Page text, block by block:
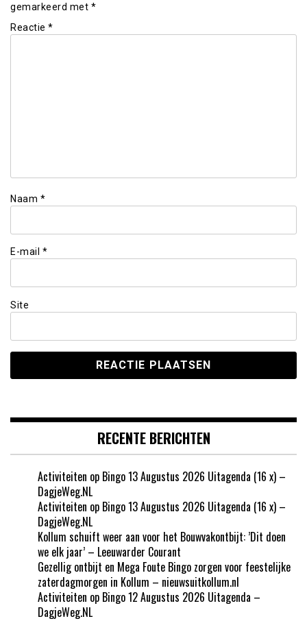
gemarkeerd met *
Reactie *
Naam *
E-mail *
Site
RECENTE BERICHTEN
Activiteiten op Bingo 13 Augustus 2026 Uitagenda (16 x) –
DagjeWeg.NL
Activiteiten op Bingo 13 Augustus 2026 Uitagenda (16 x) –
DagjeWeg.NL
Kollum schuift weer aan voor het Bouwvakontbijt: ’Dit doen
we elk jaar’ – Leeuwarder Courant
Gezellig ontbijt en Mega Foute Bingo zorgen voor feestelijke
zaterdagmorgen in Kollum – nieuwsuitkollum.nl
Activiteiten op Bingo 12 Augustus 2026 Uitagenda –
DagjeWeg.NL